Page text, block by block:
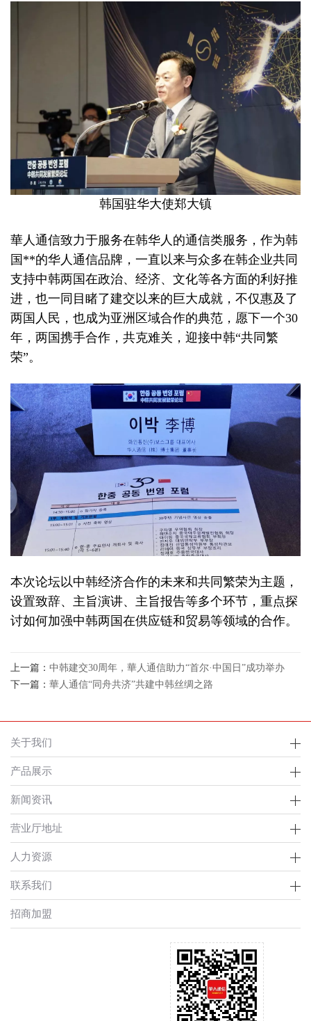
韩国驻华大使郑大镇
華人通信致力于服务在韩华人的通信类服务，作为韩
国**的华人通信品牌，一直以来与众多在韩企业共同
支持中韩两国在政治、经济、文化等各方面的利好推
进，也一同目睹了建交以来的巨大成就，不仅惠及了
两国人民，也成为亚洲区域合作的典范，愿下一个30
年，两国携手合作，共克难关，迎接中韩“共同繁
荣”。
本次论坛以中韩经济合作的未来和共同繁荣为主题，
设置致辞、主旨演讲、主旨报告等多个环节，重点探
讨如何加强中韩两国在供应链和贸易等领域的合作。
上一篇： 中韩建交30周年，華人通信助力“首尔·中国日”成功举办
下一篇： 華人通信“同舟共济”共建中韩丝绸之路
关于我们
产品展示
新闻资讯
营业厅地址
人力资源
联系我们
招商加盟